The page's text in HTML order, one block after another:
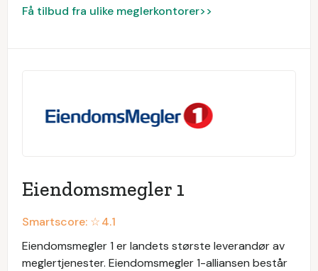
Få tilbud fra ulike meglerkontorer>>
Eiendomsmegler 1
Smartscore: ☆4.1
Eiendomsmegler 1 er landets største leverandør av
meglertjenester. Eiendomsmegler 1-alliansen består